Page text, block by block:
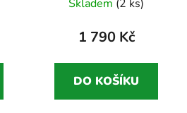
Skladem (2 ks)
1 790 Kč
DO KOŠÍKU